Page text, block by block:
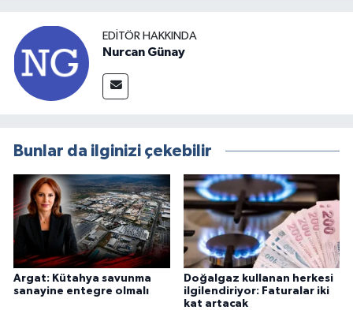
EDITÖR HAKKINDA
Nurcan Günay
Bunlar da ilginizi çekebilir
Argat: Kütahya savunma
sanayine entegre olmalı
Doğalgaz kullanan herkesi
ilgilendiriyor: Faturalar iki
kat artacak